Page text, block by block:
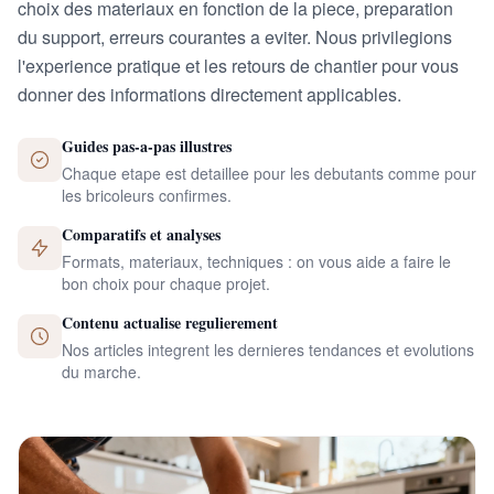
choix des materiaux en fonction de la piece, preparation
du support, erreurs courantes a eviter. Nous privilegions
l'experience pratique et les retours de chantier pour vous
donner des informations directement applicables.
Guides pas-a-pas illustres
Chaque etape est detaillee pour les debutants comme pour
les bricoleurs confirmes.
Comparatifs et analyses
Formats, materiaux, techniques : on vous aide a faire le
bon choix pour chaque projet.
Contenu actualise regulierement
Nos articles integrent les dernieres tendances et evolutions
du marche.